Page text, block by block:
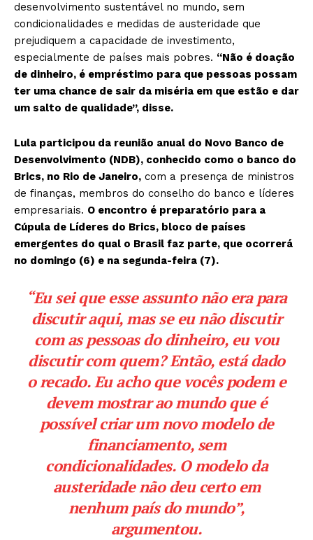
desenvolvimento sustentável no mundo, sem
condicionalidades e medidas de austeridade que
prejudiquem a capacidade de investimento,
especialmente de países mais pobres. “Não é doação
de dinheiro, é empréstimo para que pessoas possam
ter uma chance de sair da miséria em que estão e dar
um salto de qualidade”, disse.
Lula participou da reunião anual do Novo Banco de
Desenvolvimento (NDB), conhecido como o banco do
Brics, no Rio de Janeiro, com a presença de ministros
de finanças, membros do conselho do banco e líderes
empresariais. O encontro é preparatório para a
Cúpula de Líderes do Brics, bloco de países
emergentes do qual o Brasil faz parte, que ocorrerá
no domingo (6) e na segunda-feira (7).
“Eu sei que esse assunto não era para
discutir aqui, mas se eu não discutir
com as pessoas do dinheiro, eu vou
discutir com quem? Então, está dado
o recado. Eu acho que vocês podem e
devem mostrar ao mundo que é
possível criar um novo modelo de
financiamento, sem
condicionalidades. O modelo da
austeridade não deu certo em
nenhum país do mundo”,
argumentou.